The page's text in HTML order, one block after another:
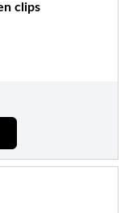
clips